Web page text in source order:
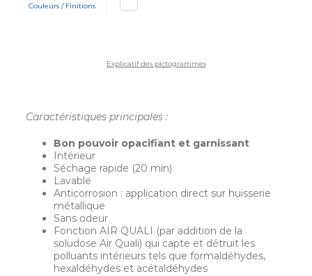
Couleurs / Finitions
Explicatif des pictogrammes
Caractéristiques principales :
Bon pouvoir opacifiant et garnissant
Intérieur
Séchage rapide (20 min)
Lavable
Anticorrosion : application direct sur huisserie
métallique
Sans odeur
Fonction AIR QUALI (par addition de la
soludose Air Quali) qui capte et détruit les
polluants intérieurs tels que formaldéhydes,
hexaldéhydes et acétaldéhydes